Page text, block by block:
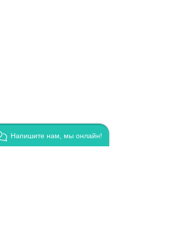
Напишите нам, мы онлайн!